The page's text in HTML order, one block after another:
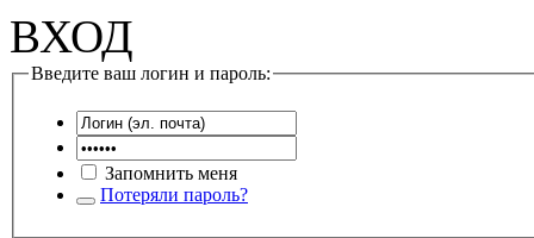
ВХОД
Введите ваш логин и пароль:
Запомнить меня
Потеряли пароль?